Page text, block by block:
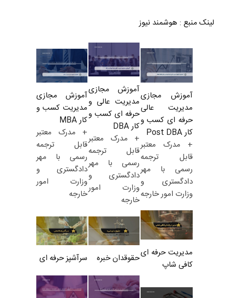
لینک منبع : هوشمند نیوز
آموزش مجازی
مدیریت عالی
حرفه ای کسب و
کار Post DBA
+ مدرک معتبر
قابل ترجمه
رسمی با مهر
دادگستری و
وزارت امور خارجه
آموزش مجازی
مدیریت عالی و
حرفه ای کسب و
کار DBA
+ مدرک معتبر
قابل ترجمه
رسمی با مهر
دادگستری و
وزارت امور
خارجه
آموزش مجازی
مدیریت کسب و
کار MBA
+ مدرک معتبر
قابل ترجمه
رسمی با مهر
دادگستری و
وزارت امور
خارجه
مدیریت حرفه ای
کافی شاپ
حقوقدان خبره سرآشپز حرفه ای